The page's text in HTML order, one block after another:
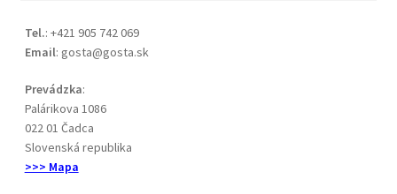
Tel.: +421 905 742 069
Email: gosta@gosta.sk
Prevádzka:
Palárikova 1086
022 01 Čadca
Slovenská republika
>>> Mapa